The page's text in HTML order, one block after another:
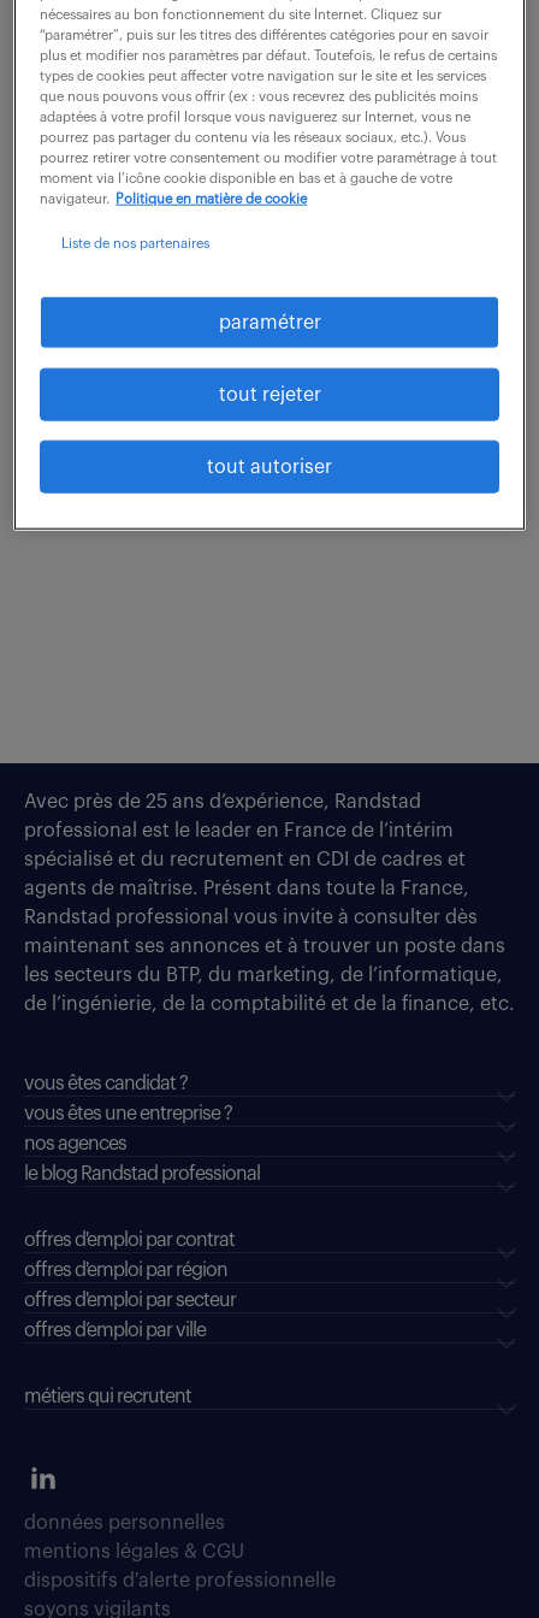
Randstad professional -
agence de recrutement
à St Etienne
18 RUE DES ACIERIES
42000 St Etienne
Industrie
Avec près de 25 ans d’expérience, Randstad
professional est le leader en France de l’intérim
spécialisé et du recrutement en CDI de cadres et
agents de maîtrise. Présent dans toute la France,
Randstad professional vous invite à consulter dès
maintenant ses annonces et à trouver un poste dans
les secteurs du BTP, du marketing, de l’informatique,
de l’ingénierie, de la comptabilité et de la finance, etc.
vous êtes candidat ?
vous êtes une entreprise ?
nos agences
le blog Randstad professional
offres d'emploi par contrat
offres d'emploi par région
offres d'emploi par secteur
offres d’emploi par ville
métiers qui recrutent
données personnelles
mentions légales & CGU
dispositifs d'alerte professionnelle
soyons vigilants
nécessaires au bon fonctionnement du site Internet. Cliquez sur
“paramétrer”, puis sur les titres des différentes catégories pour en savoir
plus et modifier nos paramètres par défaut. Toutefois, le refus de certains
types de cookies peut affecter votre navigation sur le site et les services
que nous pouvons vous offrir (ex : vous recevrez des publicités moins
adaptées à votre profil lorsque vous naviguerez sur Internet, vous ne
pourrez pas partager du contenu via les réseaux sociaux, etc.). Vous
pourrez retirer votre consentement ou modifier votre paramétrage à tout
moment via l’icône cookie disponible en bas et à gauche de votre
navigateur.
Politique en matière de cookie
Liste de nos partenaires
paramétrer
tout rejeter
tout autoriser